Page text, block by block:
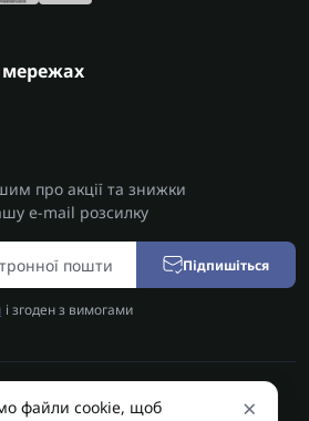
мережах
про акції та знижки
e-mail розсилку
Підпишіться
і згоден з вимогами
АКПП | Ремонт АКПП © 2026 ×
файли cookie, щоб